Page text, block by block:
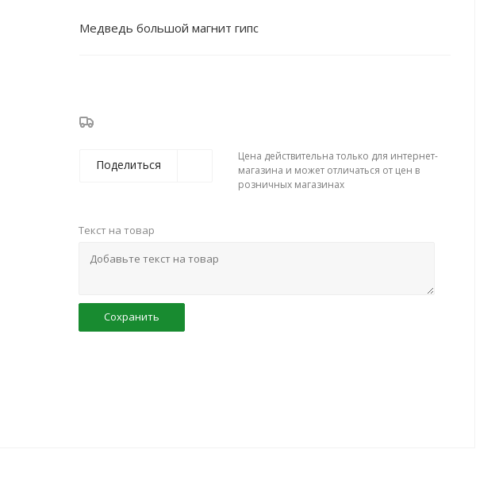
Медведь большой магнит гипс
Поделиться
Цена действительна только для интернет-
магазина и может отличаться от цен в
розничных магазинах
Текст на товар
Сохранить